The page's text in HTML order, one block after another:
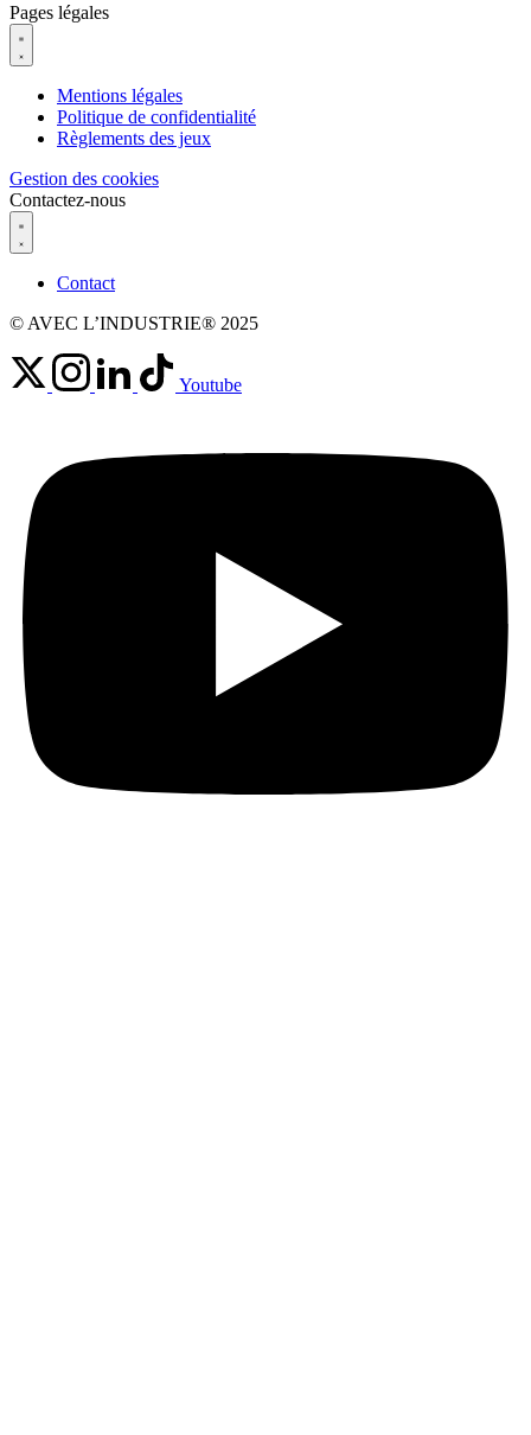
Pages légales
Mentions légales
Politique de confidentialité
Règlements des jeux
Gestion des cookies
Contactez-nous
Contact
© AVEC L’INDUSTRIE® 2025
Youtube